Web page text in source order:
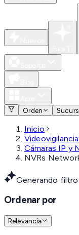
Orden
Inicio
Videovigilancia
Cámaras IP y
NVRs
Generando
Ordenar por
Relevancia